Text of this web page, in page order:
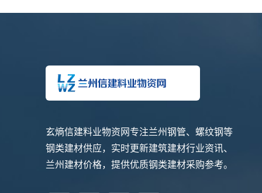
玄熵信建料业物资网专注兰州钢管、螺纹钢等
钢类建材供应，实时更新建筑建材行业资讯、
兰州建材价格，提供优质钢类建材采购参考。